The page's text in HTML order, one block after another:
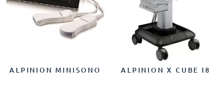
ALPINION MINISONO ALPINION X CUBE I8